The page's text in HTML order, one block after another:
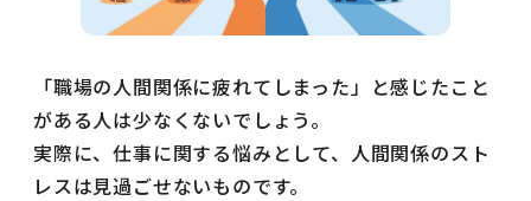
「職場の人間関係に疲れてしまった」と感じたこと
がある人は少なくないでしょう。
実際に、仕事に関する悩みとして、人間関係のスト
レスは見過ごせないものです。